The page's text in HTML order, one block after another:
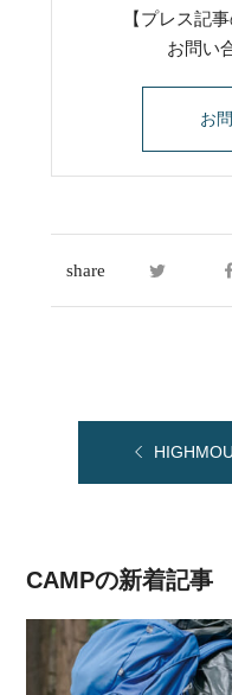
【プレス記
お問い
お
share
CAMPの新着記事